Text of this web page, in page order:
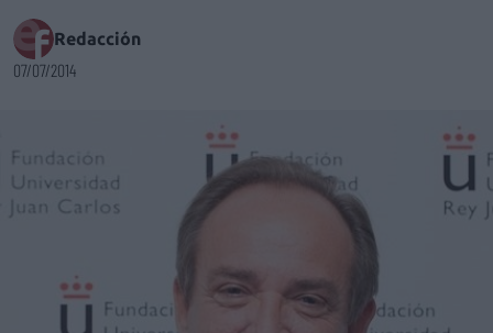
Redacción
07/07/2014